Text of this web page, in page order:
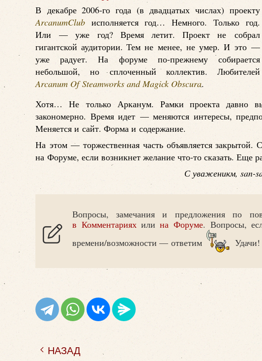
В декабре 2006-го года (в двадцатых числах) проекту
ArcanumClub исполняется год… Немного. Только год.
Или — уже год? Время летит. Проект не собрал
гигантской аудитории. Тем не менее, не умер. И это —
уже радует. На форуме по-прежнему собирается
небольшой, но сплоченный коллектив. Любителей
Arcanum Of Steamworks and Magick Obscura.
Хотя… Не только Арканум. Рамки проекта давно
закономерно. Время идет — меняются интересы,
Меняется и сайт. Форма и содержание.
На этом — торжественная часть объявляется
на Форуме, если возникнет желание что-то сказать. Еще
С уваженикм, san-
Вопросы, замечания и предложения по
в Комментариях илина Форуме. Вопросы,
времени/возможности — ответим
Удачи!
НАЗАД